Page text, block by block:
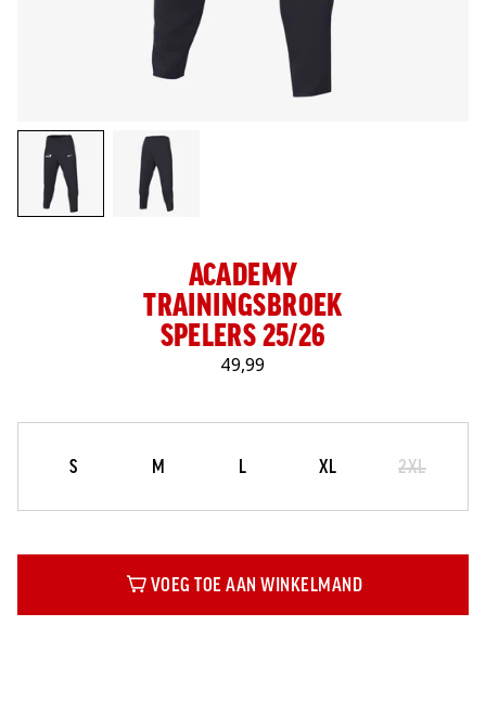
ACADEMY
TRAININGSBROEK
SPELERS 25/26
49,99
Maat
S M L XL 2XL
VOEG TOE AAN WINKELMAND